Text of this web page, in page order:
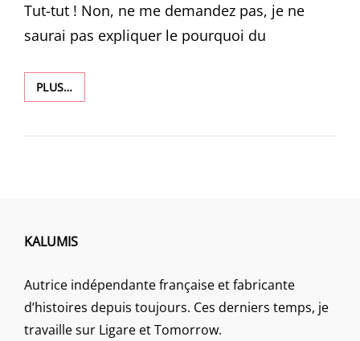
Tut-tut ! Non, ne me demandez pas, je ne
saurai pas expliquer le pourquoi du
PLUS…1155
KALUMIS
Autrice indépendante française et fabricante
d’histoires depuis toujours. Ces derniers temps, je
travaille sur Ligare et Tomorrow.